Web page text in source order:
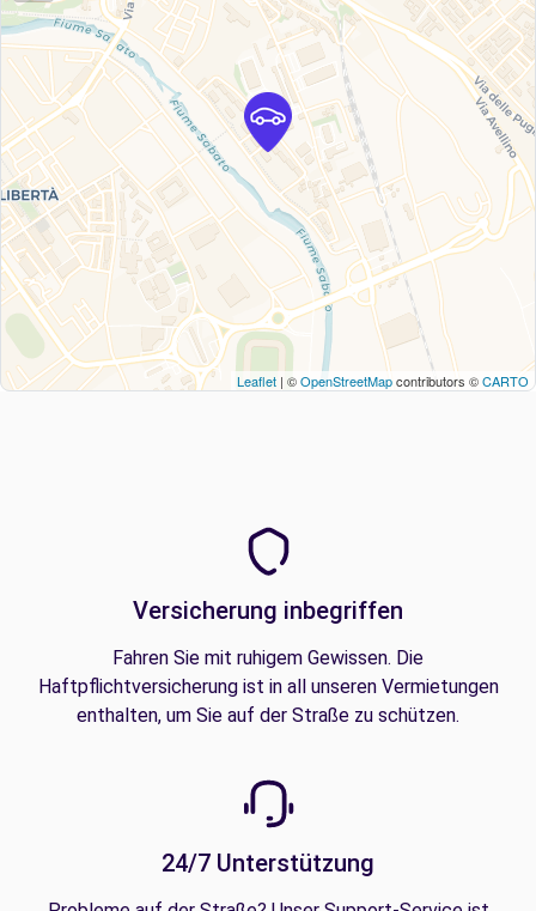
Leaflet | ©OpenStreetMapcontributors ©CARTO
Versicherung inbegriffen
Fahren Sie mit ruhigem Gewissen. Die
Haftpflichtversicherung ist in all unseren Vermietungen
enthalten, um Sie auf der Straße zu schützen.
24/7 Unterstützung